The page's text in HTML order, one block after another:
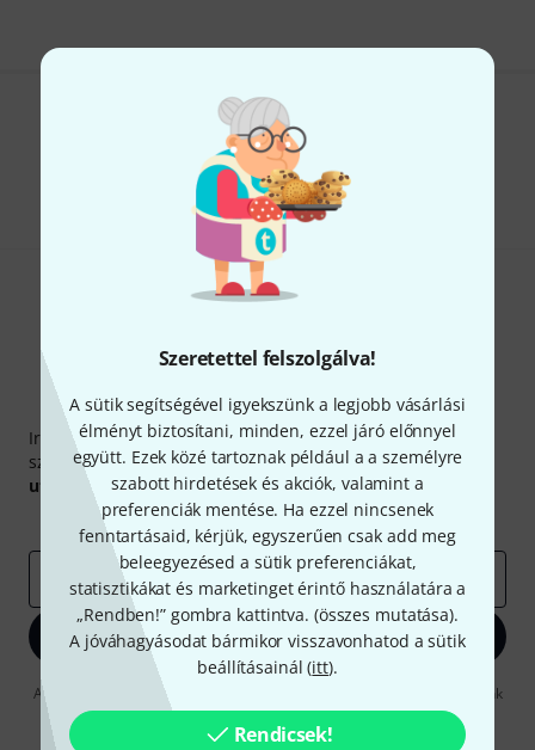
Szeretettel felszolgálva!
A sütik segítségével igyekszünk a legjobb vásárlási
élményt biztosítani, minden, ezzel járó előnnyel
együtt. Ezek közé tartoznak például a a személyre
szabott hirdetések és akciók, valamint a
preferenciák mentése. Ha ezzel nincsenek
fenntartásaid, kérjük, egyszerűen csak add meg
beleegyezésed a sütik preferenciákat,
statisztikákat és marketinget érintő használatára a
„Rendben!” gombra kattintva. (összes mutatása).
A jóváhagyásodat bármikor visszavonhatod a sütik
beállításainál (itt).
Rendicsek!
Tetszik, amit látsz?
Megosztás Súgó & Visszajelzések
Thomann hírlevél
Iratkozz fel a Thomann angol nyelvű hírlevelére, és kis
szerencsével megnyerheted a50 egyenként50 € értékű
utalvány
egyikét.
Inspiráló gondolatok
Akciók Thomann
e-mail cím*
Bejelentkezés
A "Bejelentkezés" gombra kattintva elfogadja, hogy e-mailben küldjünk
önnek hirdetéseket. Bármikor leiratkozhat erről. A hírlevélről további
információkat azdata protection guideline